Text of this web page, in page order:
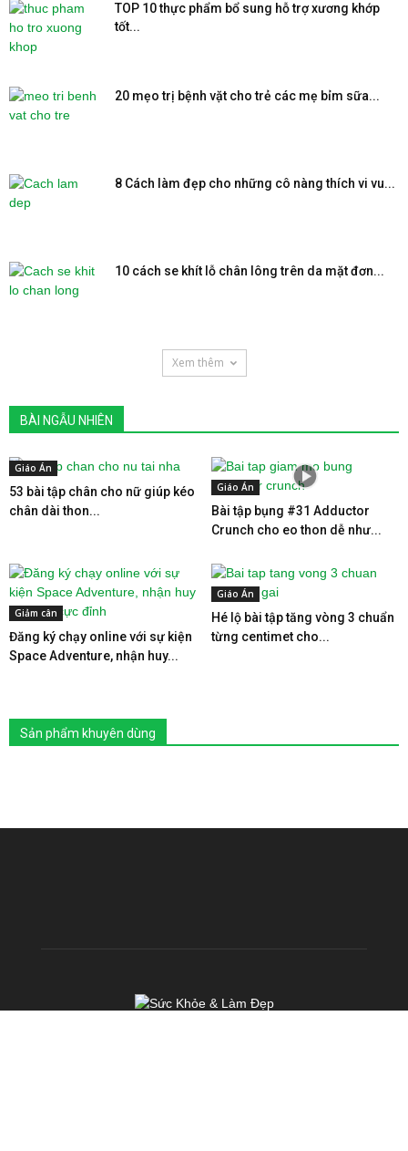
TOP 10 thực phẩm bổ sung hỗ trợ xương khớp
tốt...
20 mẹo trị bệnh vặt cho trẻ các mẹ bỉm sữa...
8 Cách làm đẹp cho những cô nàng thích vi vu...
10 cách se khít lỗ chân lông trên da mặt đơn...
Xem thêm
BÀI NGẪU NHIÊN
Giáo Án
53 bài tập chân cho nữ giúp kéo
chân dài thon...
Giáo Án
Bài tập bụng #31 Adductor
Crunch cho eo thon dễ như...
Giảm cân
Đăng ký chạy online với sự kiện
Space Adventure, nhận huy...
Giáo Án
Hé lộ bài tập tăng vòng 3 chuẩn
từng centimet cho...
Sản phẩm khuyên dùng